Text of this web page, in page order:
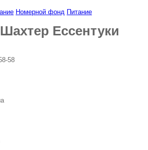
Номерной фонд Питание
Ессентуки